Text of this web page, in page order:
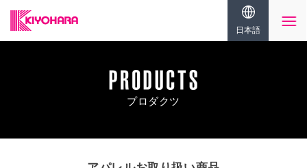
日本語
プロダクツ